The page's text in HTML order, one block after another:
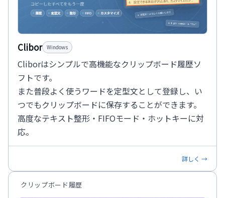
Clibor Windows
Cliborはシンプルで高機能なクリップボード履歴ソ
フトです。
また普段よく使うワードを定型文として登録し、い
つでもクリップボードに保存することができます。
高度なテキスト整形・FIFOモード・ホットキーに対
応。
詳しく →
クリップボード履歴